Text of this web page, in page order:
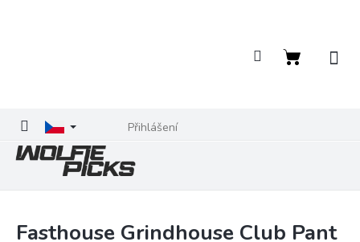
Přihlášení
Nákupní
Fasthouse Grindhouse Club Pant